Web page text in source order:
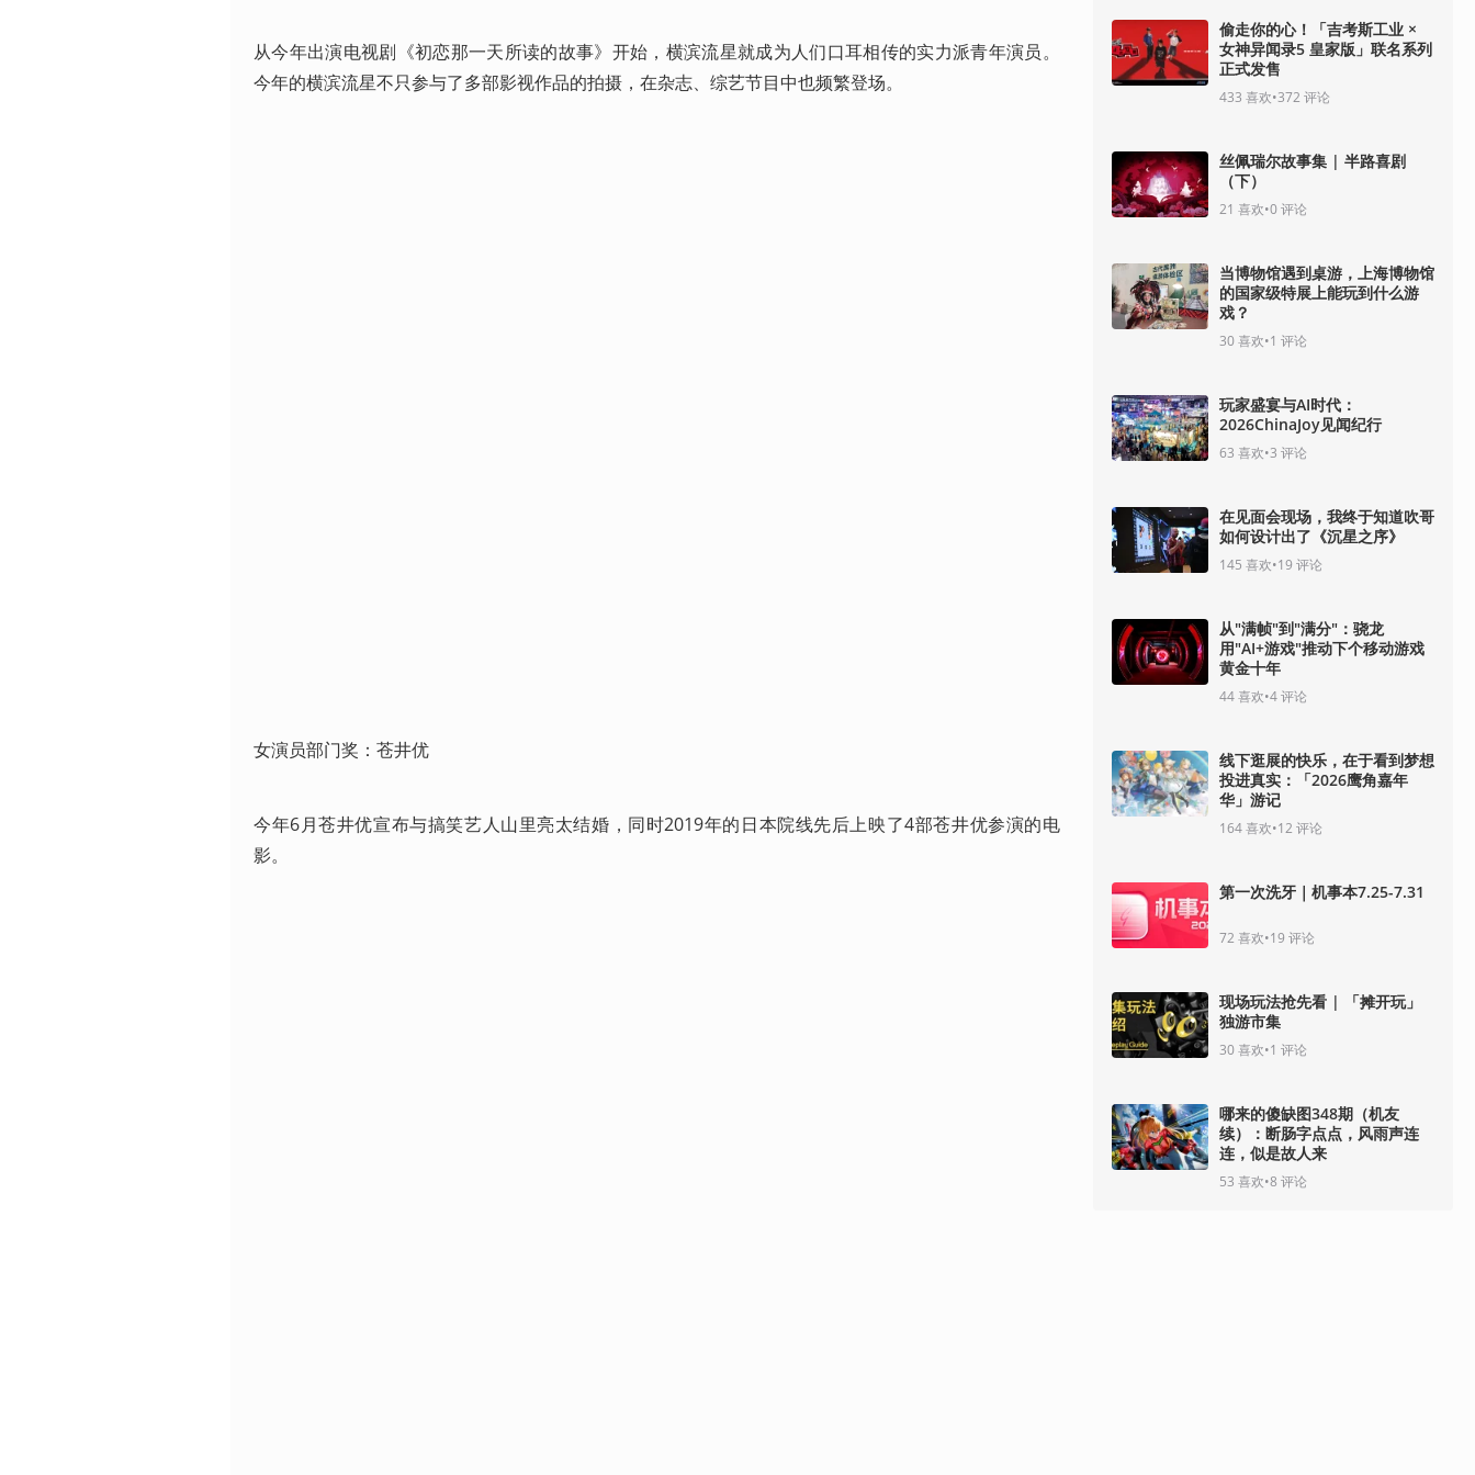
从今年出演电视剧《初恋那一天所读的故事》开始，横滨流星就成为人们口耳相传的实力派青年演员。
今年的横滨流星不只参与了多部影视作品的拍摄，在杂志、综艺节目中也频繁登场。
女演员部门奖：苍井优
今年6月苍井优宣布与搞笑艺人山里亮太结婚，同时2019年的日本院线先后上映了4部苍井优参演的电
影。
偷走你的心！「吉考斯工业 ×
女神异闻录5 皇家版」联名系列
正式发售
433 喜欢•372 评论
丝佩瑞尔故事集 | 半路喜剧
（下）
21 喜欢•0评论
当博物馆遇到桌游，上海博物馆
的国家级特展上能玩到什么游
戏？
30喜欢•1 评论
玩家盛宴与AI时代：
2026ChinaJoy见闻纪行
63 喜欢•3 评论
在见面会现场，我终于知道吹哥
如何设计出了《沉星之序》
145 喜欢•19 评论
从"满帧"到"满分"：骁龙
用"AI+游戏"推动下个移动游戏
黄金十年
44喜欢•4评论
线下逛展的快乐，在于看到梦想
投进真实：「2026鹰角嘉年
华」游记
164喜欢•12 评论
第一次洗牙｜机事本7.25-7.31
72 喜欢•19 评论
现场玩法抢先看 | 「摊开玩」
独游市集
30喜欢•1 评论
哪来的傻缺图348期（机友
续）：断肠字点点，风雨声连
连，似是故人来
53 喜欢•8 评论